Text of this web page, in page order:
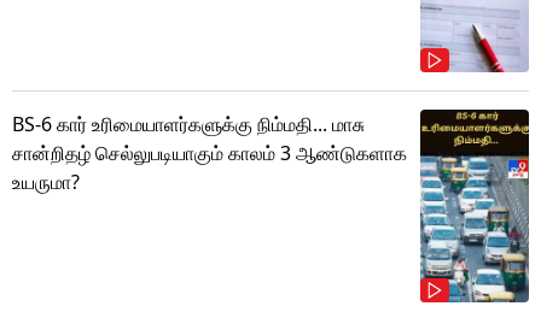
BS-6 கார் உரிமையாளர்களுக்கு நிம்மதி... மாசு
சான்றிதழ் செல்லுபடியாகும் காலம் 3 ஆண்டுகளாக
உயருமா?